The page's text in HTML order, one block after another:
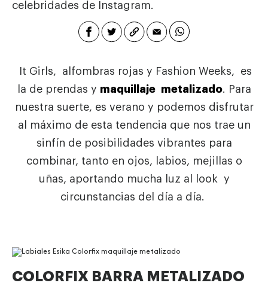
celebridades de Instagram.
It Girls, alfombras rojas y Fashion Weeks, es
la de prendas y maquillaje metalizado. Para
nuestra suerte, es verano y podemos disfrutar
al máximo de esta tendencia que nos trae un
sinfín de posibilidades vibrantes para
combinar, tanto en ojos, labios, mejillas o
uñas, aportando mucha luz al look y
circunstancias del día a día.
COLORFIX BARRA METALIZADO